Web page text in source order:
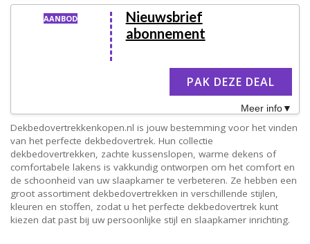
AANBOD
Nieuwsbrief
abonnement
PAK DEZE DEAL
Meer info
Dekbedovertrekkenkopen.nl is jouw bestemming voor het vinden
van het perfecte dekbedovertrek. Hun collectie
dekbedovertrekken, zachte kussenslopen, warme dekens of
comfortabele lakens is vakkundig ontworpen om het comfort en
de schoonheid van uw slaapkamer te verbeteren. Ze hebben een
groot assortiment dekbedovertrekken in verschillende stijlen,
kleuren en stoffen, zodat u het perfecte dekbedovertrek kunt
kiezen dat past bij uw persoonlijke stijl en slaapkamer inrichting.